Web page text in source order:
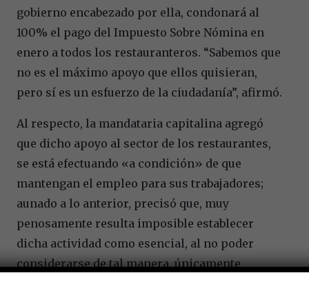
gobierno encabezado por ella, condonará al
100% el pago del Impuesto Sobre Nómina en
enero a todos los restauranteros. “Sabemos que
no es el máximo apoyo que ellos quisieran,
pero sí es un esfuerzo de la ciudadanía”, afirmó.
Al respecto, la mandataria capitalina agregó
que dicho apoyo al sector de los restaurantes,
se está efectuando «a condición» de que
mantengan el empleo para sus trabajadores;
aunado a lo anterior, precisó que, muy
penosamente resulta imposible establecer
dicha actividad como esencial, al no poder
considerarse de tal manera, únicamente